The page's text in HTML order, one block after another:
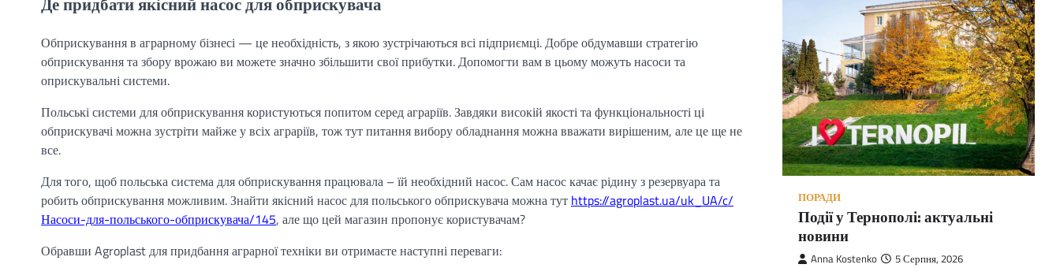
Обприскування в аграрному бізнесі — це необхідність, з якою зустрічаються всі підприємці. Добре обдумавши стратегію
обприскування та збору врожаю ви можете значно збільшити свої прибутки. Допомогти вам в цьому можуть насоси та
оприскувальні системи.
Польські системи для обприскування користуються попитом серед аграріїв. Завдяки високій якості та функціональності ці
обприскувачі можна зустріти майже у всіх аграріїв, тож тут питання вибору обладнання можна вважати вирішеним, але це ще не
все.
Для того, щоб польська система для обприскування працювала – їй необхідний насос. Сам насос качає рідину з резервуара та
робить обприскування можливим. Знайти якісний насос для польського обприскувача можна тут https://agroplast.ua/uk_UA/c/
Насоси-для-польського-обприскувача/145, але що цей магазин пропонує користувачам?
Обравши Agroplast для придбання аграрної техніки ви отримаєте наступні переваги:
ПОРАДИ
Події у Тернополі: актуальні
новини
Anna Kostenko 5 Серпня, 2026